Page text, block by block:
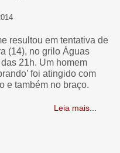
resultou em tentativa de
(14), no grilo Águas
21h. Um homem
foi atingido com
e também no braço.
Leia mais...